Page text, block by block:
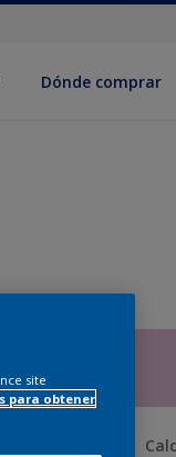
Dónde comprar
site
para obtener